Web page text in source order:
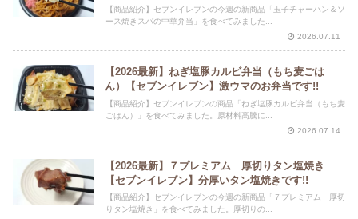
【商品紹介】セブンイレブンの今週の新商品「玉子チャーハン＆ソ
ース焼きスパの中華弁当」を食べてみました...
2026.07.11
【2026最新】ねぎ塩豚カルビ弁当（もち麦ごは
ん）【セブンイレブン】激ウマのお弁当です!!
【商品紹介】セブンイレブンの商品「ねぎ塩豚カルビ弁当（もち麦
ごはん）」を食べてみました。原材料高騰に...
2026.07.14
【2026最新】７プレミアム 厚切りタン塩焼き
【セブンイレブン】分厚いタン塩焼きです!!
【商品紹介】セブンイレブンの今週の新商品「７プレミアム 厚切
りタン塩焼き」を食べてみました。厚切りの...